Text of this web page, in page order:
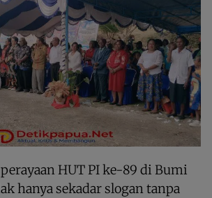
HUT PI ke-89 di Bumi
hanya sekadar slogan tanpa